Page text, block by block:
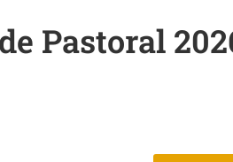
Pastoral